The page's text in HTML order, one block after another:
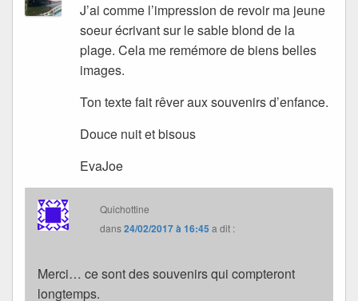
J’ai comme l’impression de revoir ma jeune
soeur écrivant sur le sable blond de la
plage. Cela me remémore de biens belles
images.
Ton texte fait rêver aux souvenirs d’enfance.
Douce nuit et bisous
EvaJoe
Quichottine
dans24/02/2017 à 16:45 a dit :
Merci… ce sont des souvenirs qui compteront
longtemps.